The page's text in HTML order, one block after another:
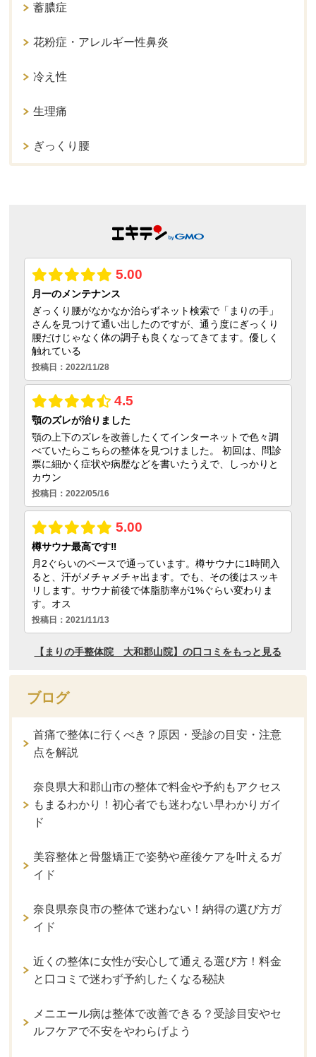
蓄膿症
花粉症・アレルギー性鼻炎
冷え性
生理痛
ぎっくり腰
ブログ
首痛で整体に行くべき？原因・受診の目安・注意
点を解説
奈良県大和郡山市の整体で料金や予約もアクセス
もまるわかり！初心者でも迷わない早わかりガイ
ド
美容整体と骨盤矯正で姿勢や産後ケアを叶えるガ
イド
奈良県奈良市の整体で迷わない！納得の選び方ガ
イド
近くの整体に女性が安心して通える選び方！料金
と口コミで迷わず予約したくなる秘訣
メニエール病は整体で改善できる？受診目安やセ
ルフケアで不安をやわらげよう